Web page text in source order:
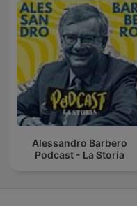
Alessandro Barbero
Podcast - La Storia